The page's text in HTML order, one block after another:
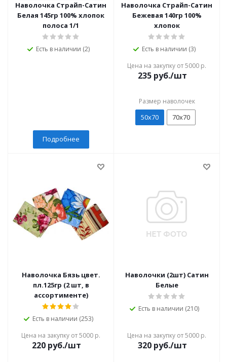
Наволочка Страйп-Сатин
Белая 145гр 100% хлопок
полоса 1/1
Есть в наличии (2)
Подробнее
Наволочка Страйп-Сатин
Бежевая 140гр 100%
хлопок
Есть в наличии (3)
Цена на закупку от 5000 р.
235 руб./шт
Размер наволочек
50х70 70х70
Наволочка Бязь цвет.
пл.125гр (2 шт, в
ассортименте)
Есть в наличии (253)
Цена на закупку от 5000 р.
220 руб./шт
Наволочки (2шт) Сатин
Белые
Есть в наличии (210)
Цена на закупку от 5000 р.
320 руб./шт